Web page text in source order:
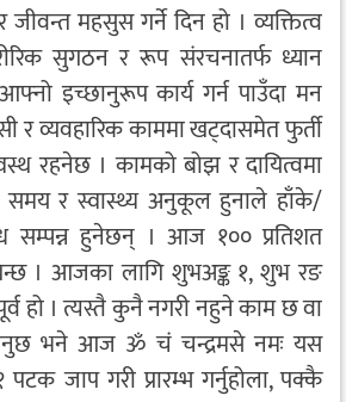
महसुस गर्ने दिन हो । व्यक्तित्व
सुगठन र रूप संरचनातर्फ ध्यान
इच्छानुरूप कार्य गर्न पाउँदा मन
र व्यवहारिक काममा खट्दासमेत फुर्ती
रहनेछ । कामको बोझ र दायित्वमा
समय र स्वास्थ्य अनुकूल हुनाले हाँके/
सम्पन्न हुनेछन् । आज १०० प्रतिशत
। आजका लागि शुभअङ्क १, शुभ रङ
हो । त्यस्तै कुनै नगरी नहुने काम छ वा
भने आज ॐ चं चन्द्रमसे नमः यस
पटक जाप गरी प्रारम्भ गर्नुहोला, पक्कै